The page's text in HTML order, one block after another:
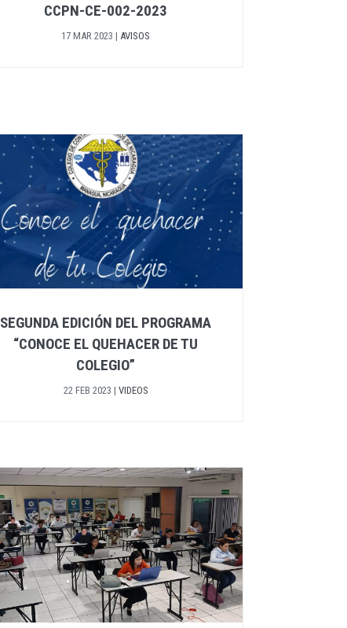
CCPN-CE-002-2023
17 MAR 2023 | AVISOS
SEGUNDA EDICIÓN DEL PROGRAMA
“CONOCE EL QUEHACER DE TU
COLEGIO”
22 FEB 2023 | VIDEOS